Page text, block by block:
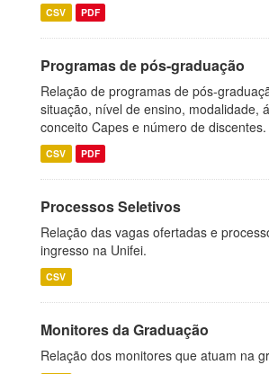
CSV PDF
Programas de pós-graduação
Relação de programas de pós-
situação, nível de ensino, modalidade,
conceito Capes e número de discentes.
CSV PDF
Processos Seletivos
Relação das vagas ofertadas e
ingresso na Unifei.
CSV
Monitores da Graduação
Relação dos monitores que atuam na